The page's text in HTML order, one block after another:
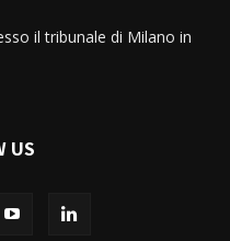
il tribunale di Milano in
US